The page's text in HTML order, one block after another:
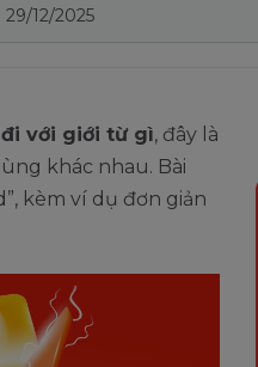
12/2025
với giới từ gì, đây là
khác nhau. Bài
kèm ví dụ đơn giản